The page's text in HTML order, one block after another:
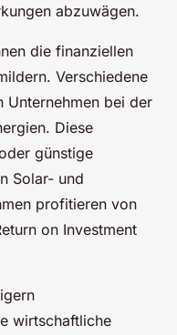
abzuwägen.
die finanziellen
Verschiedene
Unternehmen bei der
Diese
günstige
Solar- und
profitieren von
on Investment
wirtschaftliche